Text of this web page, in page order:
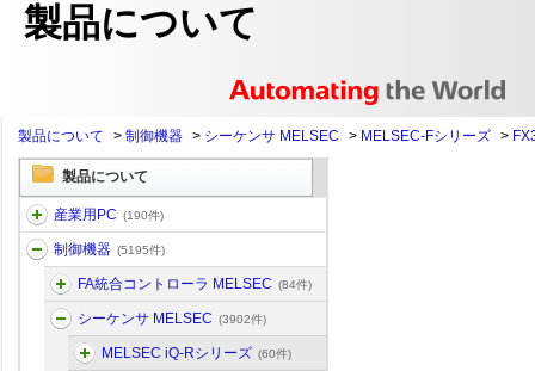
製品について
製品について > 制御機器 > シーケンサ MELSEC > MELSEC-Fシリーズ >
製品について
産業用PC (190件)
制御機器 (5195件)
FA統合コントローラ MELSEC (84件)
シーケンサ MELSEC (3902件)
MELSEC iQ-Rシリーズ (60件)